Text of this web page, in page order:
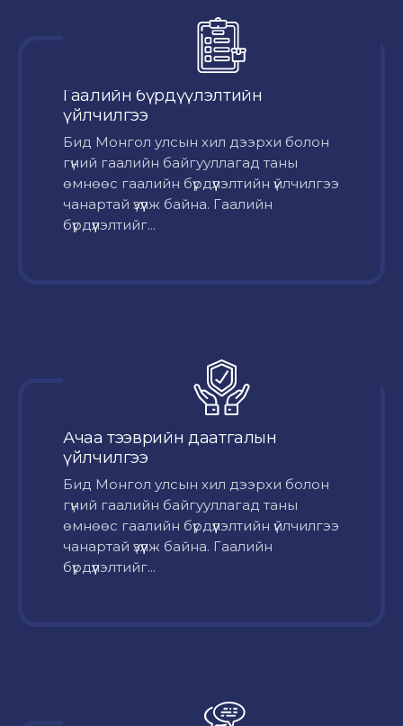
Гаалийн бүрдүүлэлтийн
үйлчилгээ
Бид Монгол улсын хил дээрхи болон
гүний гаалийн байгууллагад таны
өмнөөс гаалийн бүрдүүлэлтийн үйлчилгээ
чанартай үзүүлж байна. Гаалийн
бүрдүүлэлтийг...
Ачаа тээврийн даатгалын
үйлчилгээ
Бид Монгол улсын хил дээрхи болон
гүний гаалийн байгууллагад таны
өмнөөс гаалийн бүрдүүлэлтийн үйлчилгээ
чанартай үзүүлж байна. Гаалийн
бүрдүүлэлтийг...